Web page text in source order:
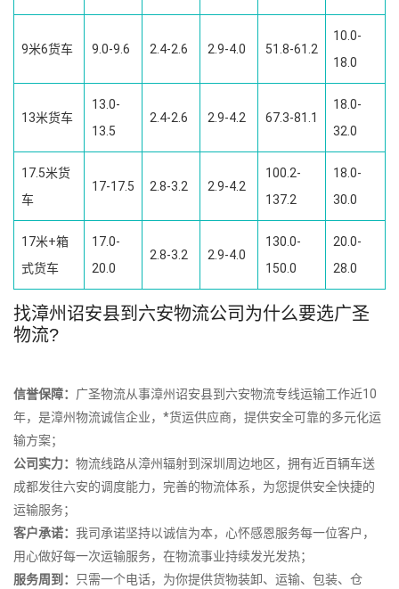
9米6货车 9.0-9.6 2.4-2.6 2.9-4.0 51.8-61.2
10.0-
18.0
13米货车
13.0-
13.5
2.4-2.6 2.9-4.2 67.3-81.1
18.0-
32.0
17.5米货
车
17-17.5 2.8-3.2 2.9-4.2
100.2-
137.2
18.0-
30.0
17米+箱
式货车
17.0-
20.0
2.8-3.2 2.9-4.0
130.0-
150.0
20.0-
28.0
找漳州诏安县到六安物流公司为什么要选广圣
物流?
信誉保障： 广圣物流从事漳州诏安县到六安物流专线运输工作近10
年，是漳州物流诚信企业，*货运供应商，提供安全可靠的多元化运
输方案；
公司实力： 物流线路从漳州辐射到深圳周边地区，拥有近百辆车送
成都发往六安的调度能力，完善的物流体系，为您提供安全快捷的
运输服务；
客户承诺： 我司承诺坚持以诚信为本，心怀感恩服务每一位客户，
用心做好每一次运输服务，在物流事业持续发光发热；
服务周到：
只需一个电话，为你提供货物装卸、运输、包装、仓